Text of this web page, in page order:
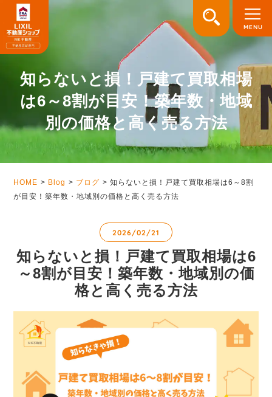
知らないと損！戸建て買取相場
は6～8割が目安！築年数・地域
別の価格と高く売る方法
HOME Blog ブログ
知らないと損！戸建て買取相場は6～8割
が目安！築年数・地域別の価格と高く売る方法
2026/02/21
知らないと損！戸建て買取相場は6
～8割が目安！築年数・地域別の価
格と高く売る方法